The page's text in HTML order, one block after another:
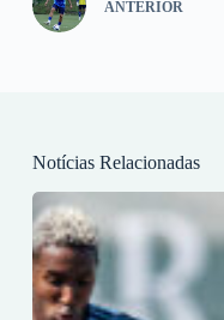
ANTERIOR
Notícias Relacionadas